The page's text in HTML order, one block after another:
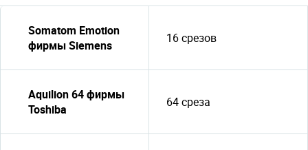
Somatom Emotion
фирмы Siemens
16 срезов
Aquilion 64 фирмы
Toshiba
64 среза